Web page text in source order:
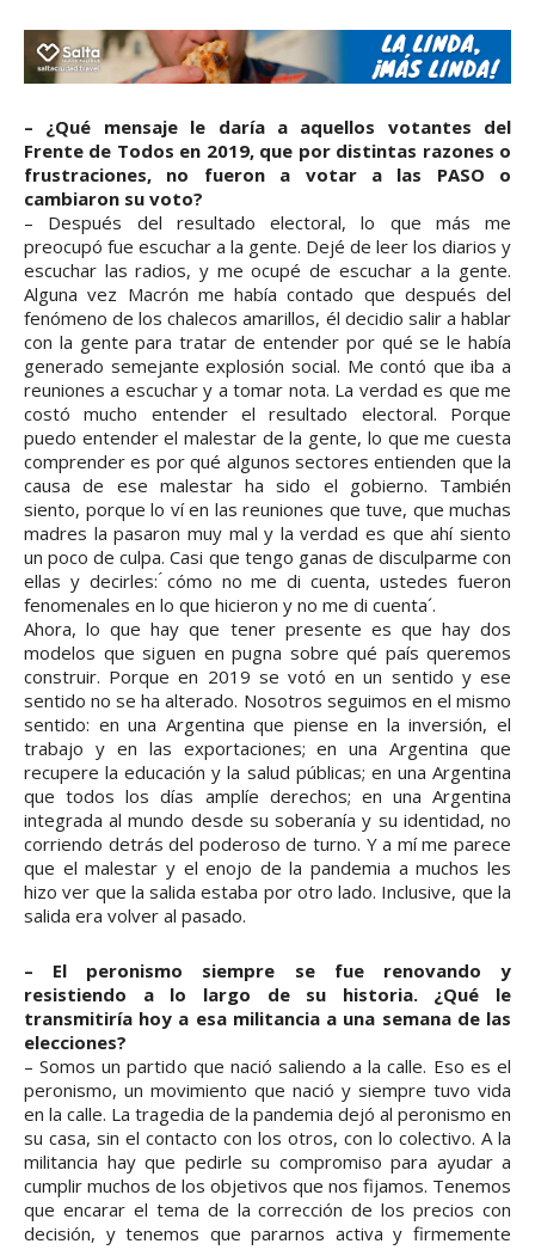
– ¿Qué mensaje le daría a aquellos votantes del
Frente de Todos en 2019, que por distintas razones o
frustraciones, no fueron a votar a las PASO o
cambiaron su voto?
– Después del resultado electoral, lo que más me
preocupó fue escuchar a la gente. Dejé de leer los diarios y
escuchar las radios, y me ocupé de escuchar a la gente.
Alguna vez Macrón me había contado que después del
fenómeno de los chalecos amarillos, él decidio salir a hablar
con la gente para tratar de entender por qué se le había
generado semejante explosión social. Me contó que iba a
reuniones a escuchar y a tomar nota. La verdad es que me
costó mucho entender el resultado electoral. Porque
puedo entender el malestar de la gente, lo que me cuesta
comprender es por qué algunos sectores entienden que la
causa de ese malestar ha sido el gobierno. También
siento, porque lo ví en las reuniones que tuve, que muchas
madres la pasaron muy mal y la verdad es que ahí siento
un poco de culpa. Casi que tengo ganas de disculparme con
ellas y decirles: ́cómo no me di cuenta, ustedes fueron
fenomenales en lo que hicieron y no me di cuenta´.
Ahora, lo que hay que tener presente es que hay dos
modelos que siguen en pugna sobre qué país queremos
construir. Porque en 2019 se votó en un sentido y ese
sentido no se ha alterado. Nosotros seguimos en el mismo
sentido: en una Argentina que piense en la inversión, el
trabajo y en las exportaciones; en una Argentina que
recupere la educación y la salud públicas; en una Argentina
que todos los días amplíe derechos; en una Argentina
integrada al mundo desde su soberanía y su identidad, no
corriendo detrás del poderoso de turno. Y a mí me parece
que el malestar y el enojo de la pandemia a muchos les
hizo ver que la salida estaba por otro lado. Inclusive, que la
salida era volver al pasado.
– El peronismo siempre se fue renovando y
resistiendo a lo largo de su historia. ¿Qué le
transmitiría hoy a esa militancia a una semana de las
elecciones?
– Somos un partido que nació saliendo a la calle. Eso es el
peronismo, un movimiento que nació y siempre tuvo vida
en la calle. La tragedia de la pandemia dejó al peronismo en
su casa, sin el contacto con los otros, con lo colectivo. A la
militancia hay que pedirle su compromiso para ayudar a
cumplir muchos de los objetivos que nos fijamos. Tenemos
que encarar el tema de la corrección de los precios con
decisión, y tenemos que pararnos activa y firmemente